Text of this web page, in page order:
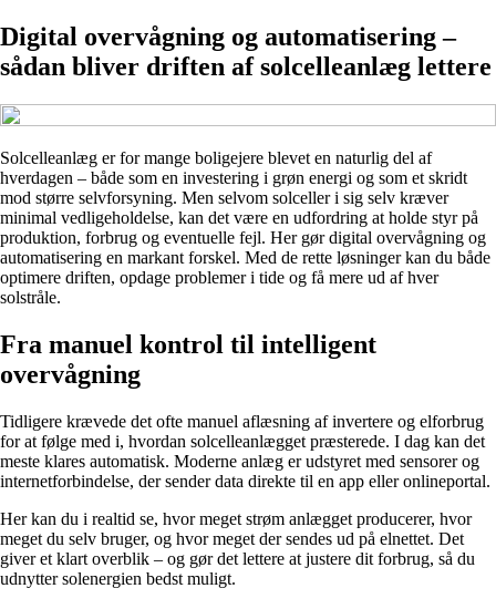
Digital overvågning og automatisering –
sådan bliver driften af solcelleanlæg lettere
Solcelleanlæg er for mange boligejere blevet en naturlig del af
hverdagen – både som en investering i grøn energi og som et skridt
mod større selvforsyning. Men selvom solceller i sig selv kræver
minimal vedligeholdelse, kan det være en udfordring at holde styr på
produktion, forbrug og eventuelle fejl. Her gør digital overvågning og
automatisering en markant forskel. Med de rette løsninger kan du både
optimere driften, opdage problemer i tide og få mere ud af hver
solstråle.
Fra manuel kontrol til intelligent
overvågning
Tidligere krævede det ofte manuel aflæsning af invertere og elforbrug
for at følge med i, hvordan solcelleanlægget præsterede. I dag kan det
meste klares automatisk. Moderne anlæg er udstyret med sensorer og
internetforbindelse, der sender data direkte til en app eller onlineportal.
Her kan du i realtid se, hvor meget strøm anlægget producerer, hvor
meget du selv bruger, og hvor meget der sendes ud på elnettet. Det
giver et klart overblik – og gør det lettere at justere dit forbrug, så du
udnytter solenergien bedst muligt.